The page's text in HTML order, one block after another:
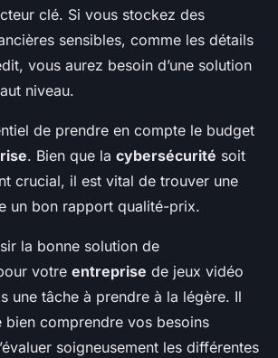
clé. Si vous stockez des
sensibles, comme les détails
vous aurez besoin d’une solution
niveau.
de prendre en compte le budget
. Bien que la cybersécurité soit
crucial, il est vital de trouver une
un bon rapport qualité-prix.
la bonne solution de
votre entreprise de jeux vidéo
une tâche à prendre à la légère. Il
bien comprendre vos besoins
soigneusement les différentes